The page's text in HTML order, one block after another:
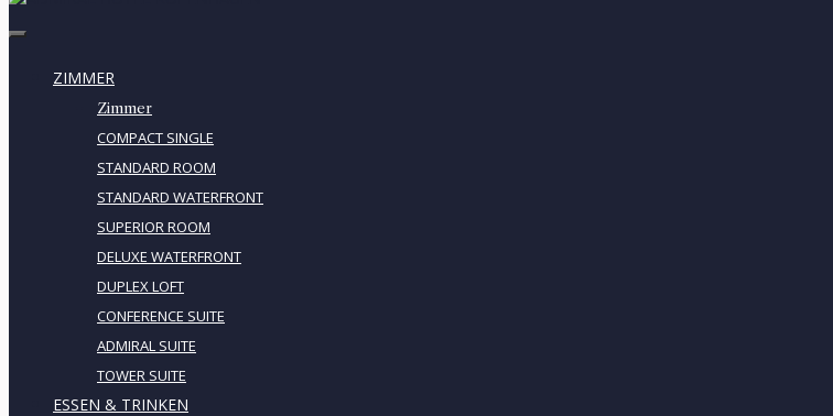
ZIMMER
Zimmer
COMPACT SINGLE
STANDARD ROOM
STANDARD WATERFRONT
SUPERIOR ROOM
DELUXE WATERFRONT
DUPLEX LOFT
CONFERENCE SUITE
ADMIRAL SUITE
TOWER SUITE
ESSEN & TRINKEN